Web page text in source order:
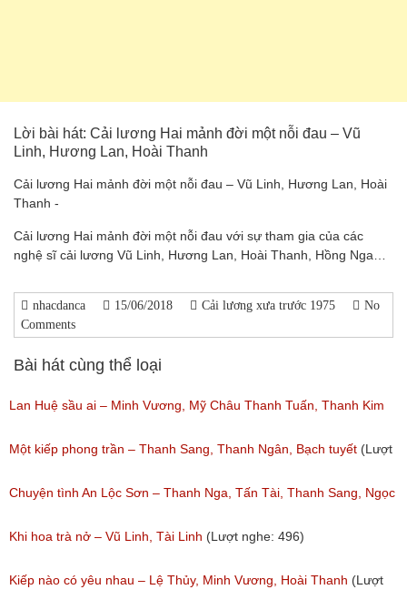
Lời bài hát: Cải lương Hai mảnh đời một nỗi đau – Vũ
Linh, Hương Lan, Hoài Thanh
Cải lương Hai mảnh đời một nỗi đau – Vũ Linh, Hương Lan, Hoài
Thanh -
Cải lương Hai mảnh đời một nỗi đau với sự tham gia của các
nghệ sĩ cải lương Vũ Linh, Hương Lan, Hoài Thanh, Hồng Nga…
nhacdanca 15/06/2018 Cải lương xưa trước 1975
No
Comments
Bài hát cùng thể loại
Lan Huệ sầu ai – Minh Vương, Mỹ Châu Thanh Tuấn, Thanh Kim
Huệ
(Lượt nghe: 2,626)
Một kiếp phong trần – Thanh Sang, Thanh Ngân, Bạch tuyết (Lượt
nghe: 924)
Chuyện tình An Lộc Sơn – Thanh Nga, Tấn Tài, Thanh Sang, Ngọc
Giàu
(Lượt nghe: 1,251)
Khi hoa trà nở – Vũ Linh, Tài Linh (Lượt nghe: 496)
Kiếp nào có yêu nhau – Lệ Thủy, Minh Vương, Hoài Thanh (Lượt